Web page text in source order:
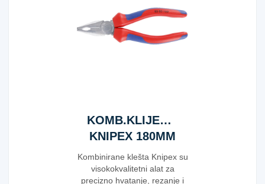
KOMB.KLIJEŠTA
KNIPEX 180MM
Kombinirane klešta Knipex su
visokokvalitetni alat za
precizno hvatanje, rezanje i